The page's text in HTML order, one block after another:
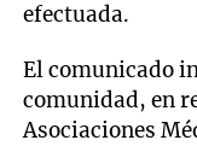
efectuada.
El comunicado
comunidad, en
Asociaciones